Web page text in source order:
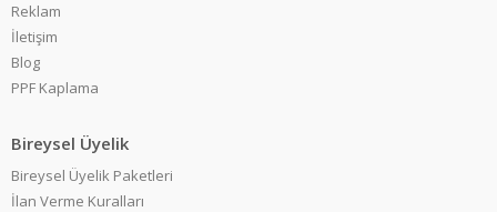
Reklam
İletişim
Blog
PPF Kaplama
Bireysel Üyelik
Bireysel Üyelik Paketleri
İlan Verme Kuralları